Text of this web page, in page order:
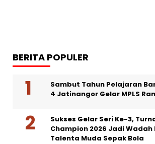
BERITA POPULER
Sambut Tahun Pelajaran
4 Jatinangor Gelar MPLS
Sukses Gelar Seri Ke-3,
Champion 2026 Jadi
Talenta Muda Sepak Bola